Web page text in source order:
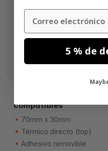
2,52€
Star TSP700-800
compatibles
70mm x 30mm
Térmico directo (top)
Adhesivo removible
Email
5 % de